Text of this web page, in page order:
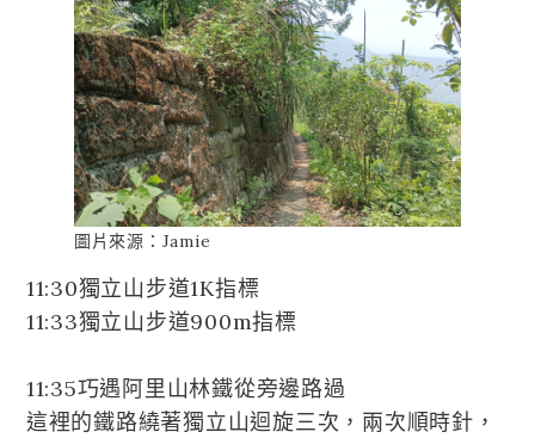
圖片來源：Jamie
11:30獨立山步道1K指標
11:33獨立山步道900m指標
11:35巧遇阿里山林鐵從旁邊路過
這裡的鐵路繞著獨立山迴旋三次，兩次順時針，